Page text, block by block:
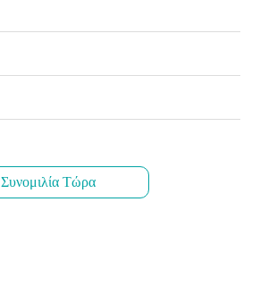
Συνομιλία Τώρα